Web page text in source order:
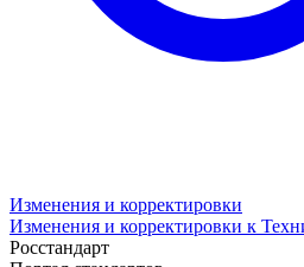
Изменения и корректировки
Изменения и корректировки к
Росстандарт